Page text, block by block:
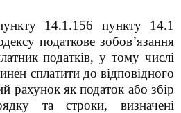
14.1.156 пункту 14.1
податкове зобов’язання
податків, у тому числі
сплатити до відповідного
рахунок як податок або збір
та строки, визначені